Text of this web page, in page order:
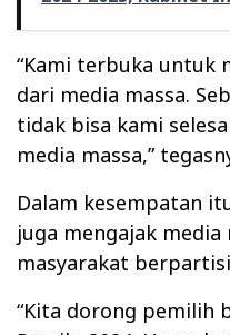
“Kami terbuka untuk
dari media massa.
tidak bisa kami
media massa,”
Dalam kesempatan
juga mengajak
masyarakat
“Kita dorong pemilih